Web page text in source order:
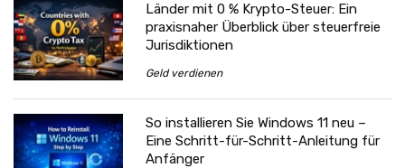
Länder mit 0 % Krypto-Steuer: Ein
praxisnaher Überblick über steuerfreie
Jurisdiktionen
Geld verdienen
So installieren Sie Windows 11 neu –
Eine Schritt-für-Schritt-Anleitung für
Anfänger